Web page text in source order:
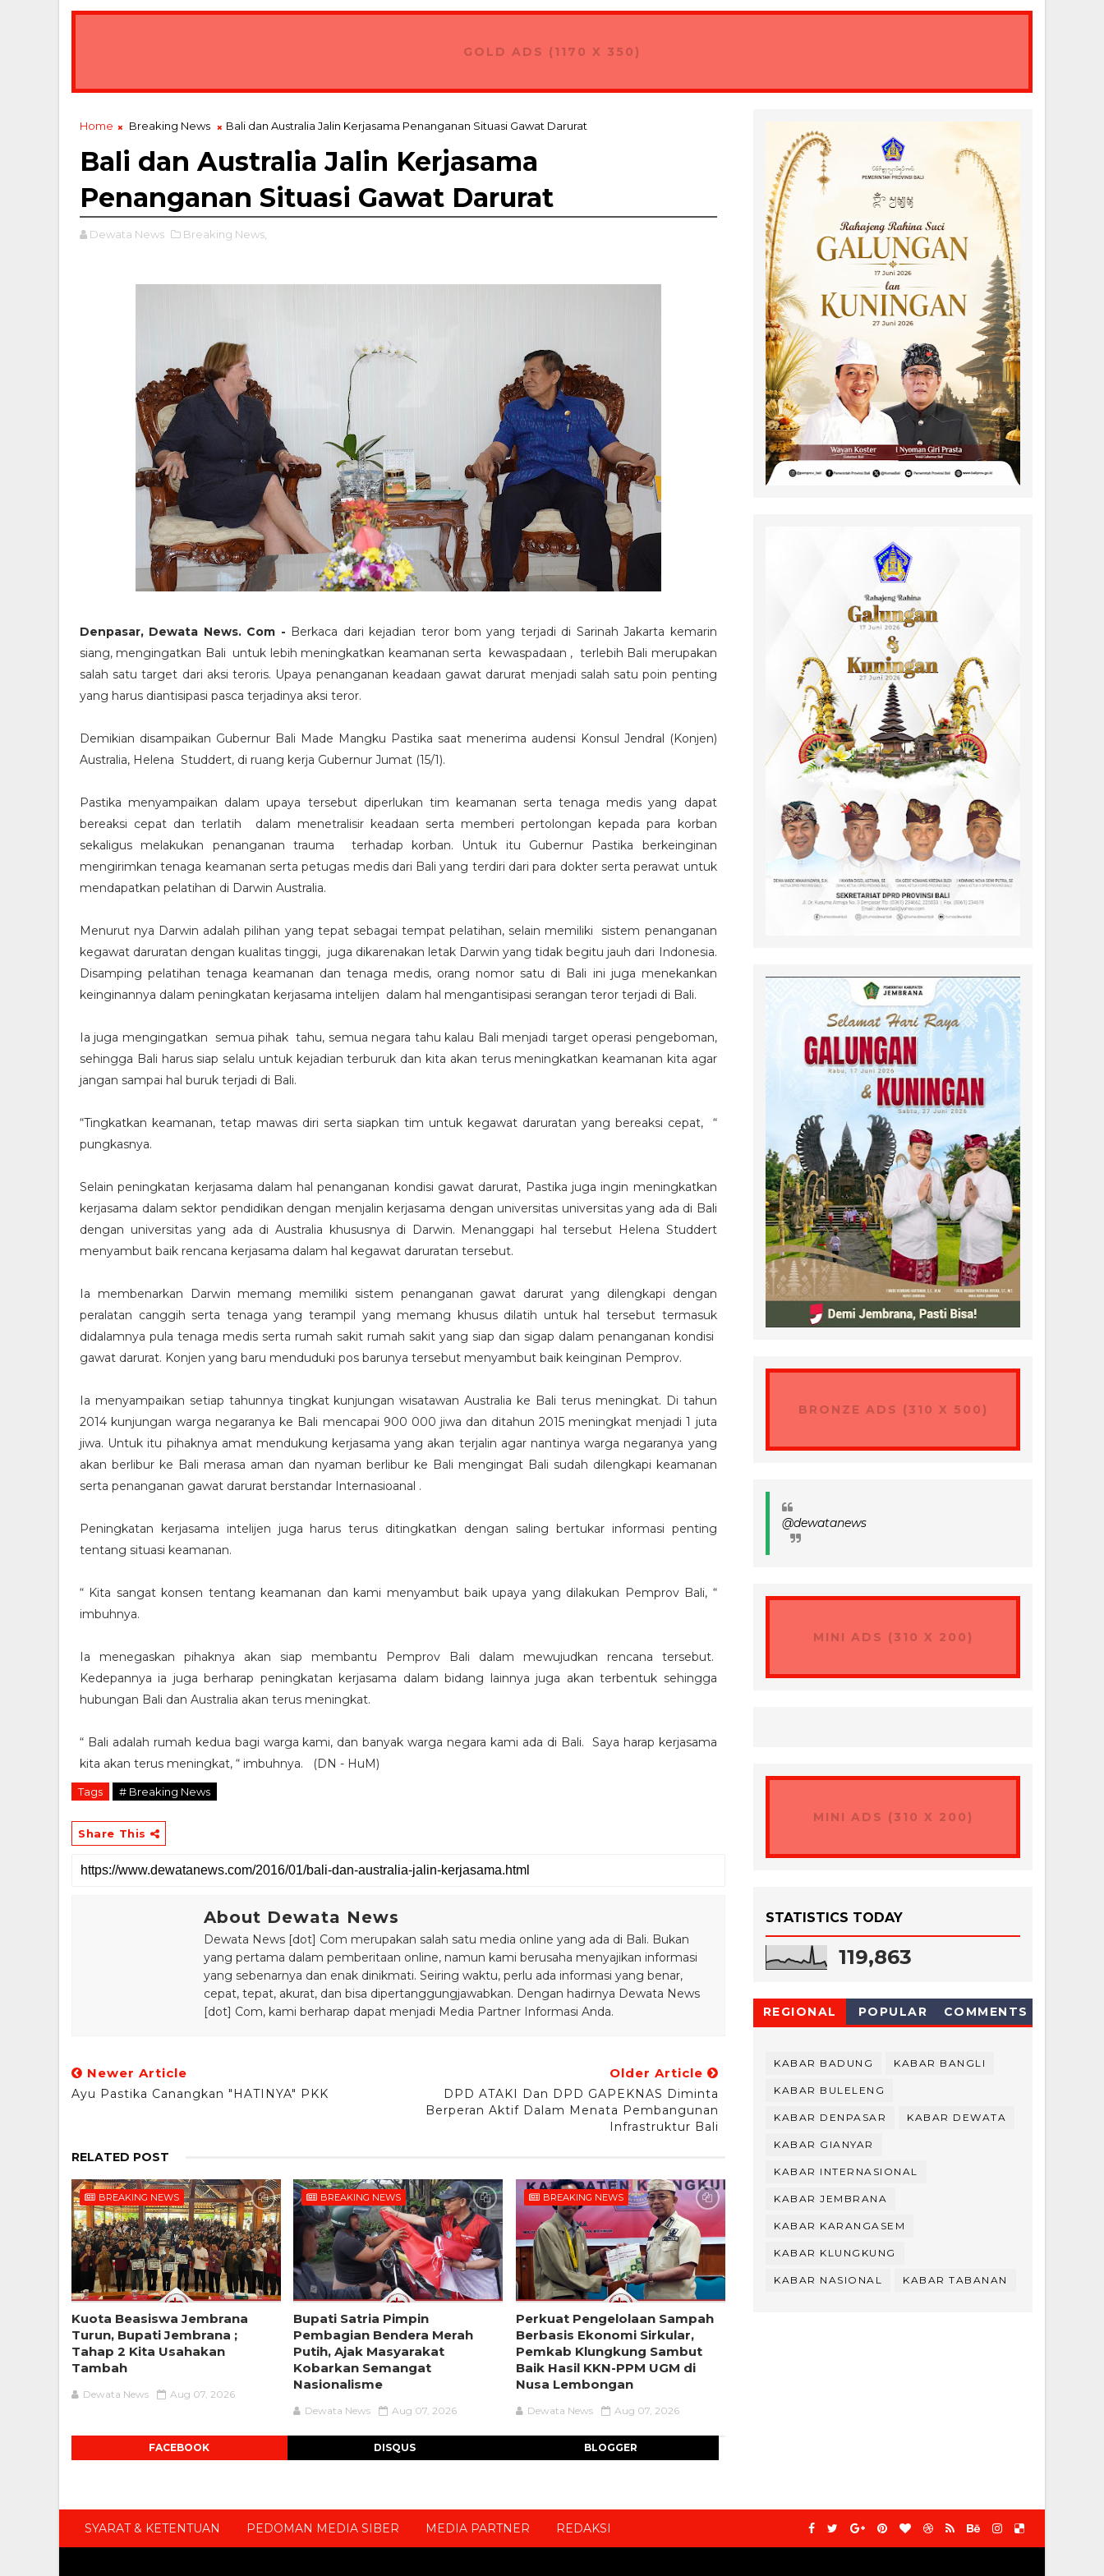
GOLD ADS (1170 X 350)
Home Breaking News Bali dan Australia Jalin Kerjasama Penanganan Situasi Gawat Darurat
Bali dan Australia Jalin Kerjasama
Penanganan Situasi Gawat Darurat
Dewata News Breaking News,
Denpasar, Dewata News. Com - Berkaca dari kejadian teror bom yang terjadi di Sarinah Jakarta kemarin
siang, mengingatkan Bali untuk lebih meningkatkan keamanan serta kewaspadaan , terlebih Bali merupakan
salah satu target dari aksi teroris. Upaya penanganan keadaan gawat darurat menjadi salah satu poin penting
yang harus diantisipasi pasca terjadinya aksi teror.
Demikian disampaikan Gubernur Bali Made Mangku Pastika saat menerima audensi Konsul Jendral (Konjen)
Australia, Helena Studdert, di ruang kerja Gubernur Jumat (15/1).
Pastika menyampaikan dalam upaya tersebut diperlukan tim keamanan serta tenaga medis yang dapat
bereaksi cepat dan terlatih dalam menetralisir keadaan serta memberi pertolongan kepada para korban
sekaligus melakukan penanganan trauma terhadap korban. Untuk itu Gubernur Pastika berkeinginan
mengirimkan tenaga keamanan serta petugas medis dari Bali yang terdiri dari para dokter serta perawat untuk
mendapatkan pelatihan di Darwin Australia.
Menurut nya Darwin adalah pilihan yang tepat sebagai tempat pelatihan, selain memiliki sistem penanganan
kegawat daruratan dengan kualitas tinggi, juga dikarenakan letak Darwin yang tidak begitu jauh dari Indonesia.
Disamping pelatihan tenaga keamanan dan tenaga medis, orang nomor satu di Bali ini juga menekankan
keinginannya dalam peningkatan kerjasama intelijen dalam hal mengantisipasi serangan teror terjadi di Bali.
Ia juga mengingatkan semua pihak tahu, semua negara tahu kalau Bali menjadi target operasi pengeboman,
sehingga Bali harus siap selalu untuk kejadian terburuk dan kita akan terus meningkatkan keamanan kita agar
jangan sampai hal buruk terjadi di Bali.
“Tingkatkan keamanan, tetap mawas diri serta siapkan tim untuk kegawat daruratan yang bereaksi cepat, “
pungkasnya.
Selain peningkatan kerjasama dalam hal penanganan kondisi gawat darurat, Pastika juga ingin meningkatkan
kerjasama dalam sektor pendidikan dengan menjalin kerjasama dengan universitas universitas yang ada di Bali
dengan universitas yang ada di Australia khususnya di Darwin. Menanggapi hal tersebut Helena Studdert
menyambut baik rencana kerjasama dalam hal kegawat daruratan tersebut.
Ia membenarkan Darwin memang memiliki sistem penanganan gawat darurat yang dilengkapi dengan
peralatan canggih serta tenaga yang terampil yang memang khusus dilatih untuk hal tersebut termasuk
didalamnya pula tenaga medis serta rumah sakit rumah sakit yang siap dan sigap dalam penanganan kondisi
gawat darurat. Konjen yang baru menduduki pos barunya tersebut menyambut baik keinginan Pemprov.
Ia menyampaikan setiap tahunnya tingkat kunjungan wisatawan Australia ke Bali terus meningkat. Di tahun
2014 kunjungan warga negaranya ke Bali mencapai 900 000 jiwa dan ditahun 2015 meningkat menjadi 1 juta
jiwa. Untuk itu pihaknya amat mendukung kerjasama yang akan terjalin agar nantinya warga negaranya yang
akan berlibur ke Bali merasa aman dan nyaman berlibur ke Bali mengingat Bali sudah dilengkapi keamanan
serta penanganan gawat darurat berstandar Internasioanal .
Peningkatan kerjasama intelijen juga harus terus ditingkatkan dengan saling bertukar informasi penting
tentang situasi keamanan.
“ Kita sangat konsen tentang keamanan dan kami menyambut baik upaya yang dilakukan Pemprov Bali, “
imbuhnya.
Ia menegaskan pihaknya akan siap membantu Pemprov Bali dalam mewujudkan rencana tersebut.
Kedepannya ia juga berharap peningkatan kerjasama dalam bidang lainnya juga akan terbentuk sehingga
hubungan Bali dan Australia akan terus meningkat.
“ Bali adalah rumah kedua bagi warga kami, dan banyak warga negara kami ada di Bali. Saya harap kerjasama
kita akan terus meningkat, “ imbuhnya. (DN - HuM)
Tags # Breaking News
Share This
About Dewata News
Dewata News [dot] Com merupakan salah satu media online yang ada di Bali. Bukan
yang pertama dalam pemberitaan online, namun kami berusaha menyajikan informasi
yang sebenarnya dan enak dinikmati. Seiring waktu, perlu ada informasi yang benar,
cepat, tepat, akurat, dan bisa dipertanggungjawabkan. Dengan hadirnya Dewata News
[dot] Com, kami berharap dapat menjadi Media Partner Informasi Anda.
Newer Article
Ayu Pastika Canangkan "HATINYA" PKK
Older Article
DPD ATAKI Dan DPD GAPEKNAS Diminta
Berperan Aktif Dalam Menata Pembangunan
Infrastruktur Bali
RELATED POST
BREAKING NEWS
Kuota Beasiswa Jembrana
Turun, Bupati Jembrana ;
Tahap 2 Kita Usahakan
Tambah
Dewata News Aug 07, 2026
BREAKING NEWS
Bupati Satria Pimpin
Pembagian Bendera Merah
Putih, Ajak Masyarakat
Kobarkan Semangat
Nasionalisme
Dewata News Aug 07, 2026
BREAKING NEWS
Perkuat Pengelolaan Sampah
Berbasis Ekonomi Sirkular,
Pemkab Klungkung Sambut
Baik Hasil KKN-PPM UGM di
Nusa Lembongan
Dewata News Aug 07, 2026
FACEBOOK DISQUS BLOGGER
BRONZE ADS (310 X 500)
@dewatanews
MINI ADS (310 X 200)
MINI ADS (310 X 200)
STATISTICS TODAY
119,863
REGIONAL POPULAR COMMENTS
KABAR BADUNG KABAR BANGLI
KABAR BULELENG
KABAR DENPASAR KABAR DEWATA
KABAR GIANYAR
KABAR INTERNASIONAL
KABAR JEMBRANA
KABAR KARANGASEM
KABAR KLUNGKUNG
KABAR NASIONAL KABAR TABANAN
SYARAT & KETENTUAN PEDOMAN MEDIA SIBER MEDIA PARTNER REDAKSI